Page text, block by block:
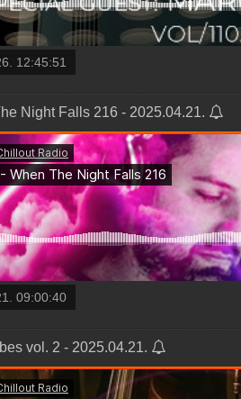
12:45:51
Night Falls 216 - 2025.04.21.
09:00:40
vol. 2 - 2025.04.21.